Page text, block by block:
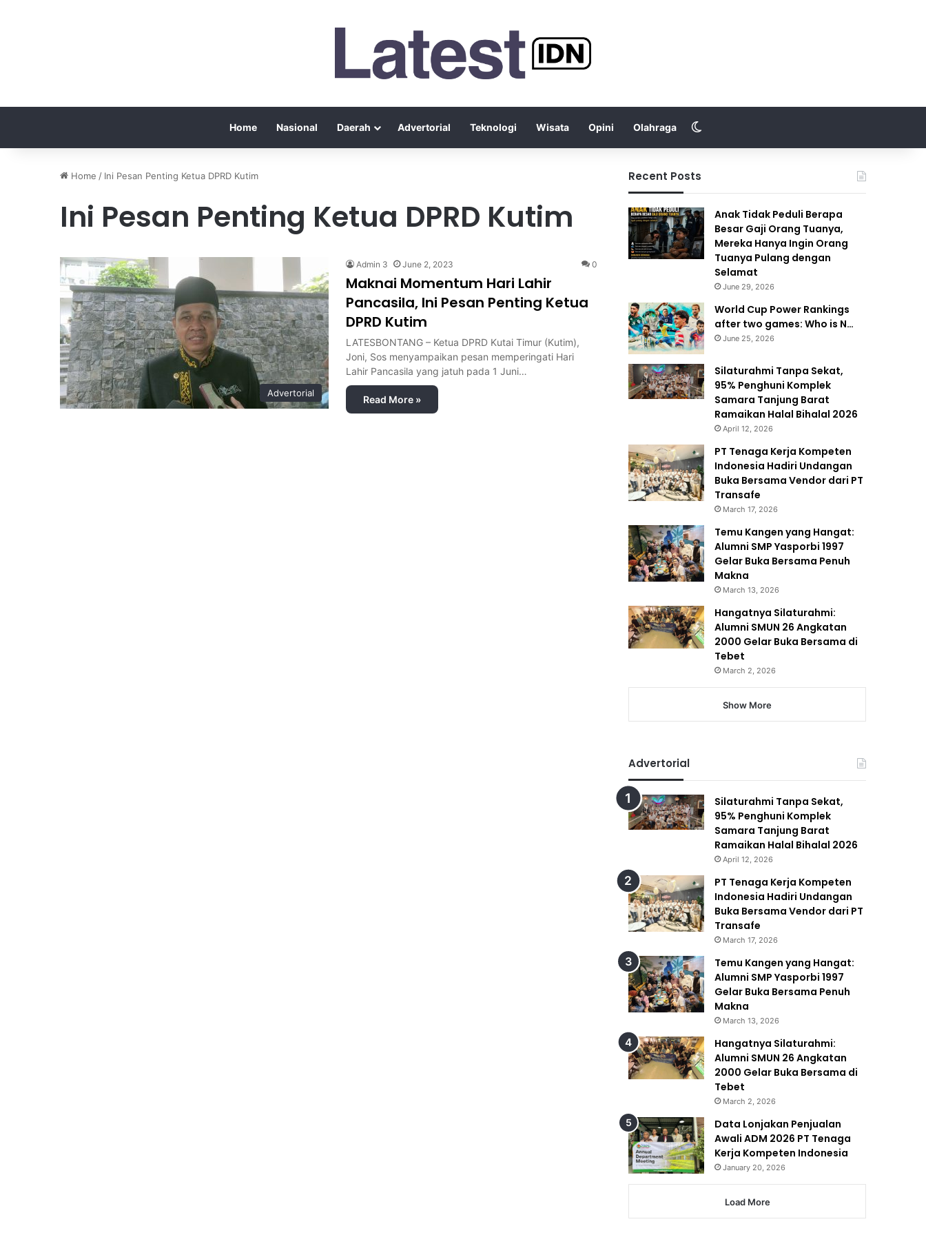
Home Nasional Daerah Advertorial Teknologi Wisata Opini Olahraga Switch skin
Home / Ini Pesan Penting Ketua DPRD Kutim
Ini Pesan Penting Ketua DPRD Kutim
Advertorial
Admin 3 June 2, 2023 0
Maknai Momentum Hari Lahir
Pancasila, Ini Pesan Penting Ketua
DPRD Kutim
LATESBONTANG – Ketua DPRD Kutai Timur (Kutim),
Joni, Sos menyampaikan pesan memperingati Hari
Lahir Pancasila yang jatuh pada 1 Juni…
Read More »
Recent Posts
Anak Tidak Peduli Berapa
Besar Gaji Orang Tuanya,
Mereka Hanya Ingin Orang
Tuanya Pulang dengan
Selamat
June 29, 2026
World Cup Power Rankings
after two games: Who is N…
June 25, 2026
Silaturahmi Tanpa Sekat,
95% Penghuni Komplek
Samara Tanjung Barat
Ramaikan Halal Bihalal 2026
April 12, 2026
PT Tenaga Kerja Kompeten
Indonesia Hadiri Undangan
Buka Bersama Vendor dari PT
Transafe
March 17, 2026
Temu Kangen yang Hangat:
Alumni SMP Yasporbi 1997
Gelar Buka Bersama Penuh
Makna
March 13, 2026
Hangatnya Silaturahmi:
Alumni SMUN 26 Angkatan
2000 Gelar Buka Bersama di
Tebet
March 2, 2026
Show More
Advertorial
Silaturahmi Tanpa Sekat,
95% Penghuni Komplek
Samara Tanjung Barat
Ramaikan Halal Bihalal 2026
April 12, 2026
PT Tenaga Kerja Kompeten
Indonesia Hadiri Undangan
Buka Bersama Vendor dari PT
Transafe
March 17, 2026
Temu Kangen yang Hangat:
Alumni SMP Yasporbi 1997
Gelar Buka Bersama Penuh
Makna
March 13, 2026
Hangatnya Silaturahmi:
Alumni SMUN 26 Angkatan
2000 Gelar Buka Bersama di
Tebet
March 2, 2026
Data Lonjakan Penjualan
Awali ADM 2026 PT Tenaga
Kerja Kompeten Indonesia
January 20, 2026
Load More